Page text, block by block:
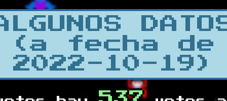
(a fecha de
2022-10-19)